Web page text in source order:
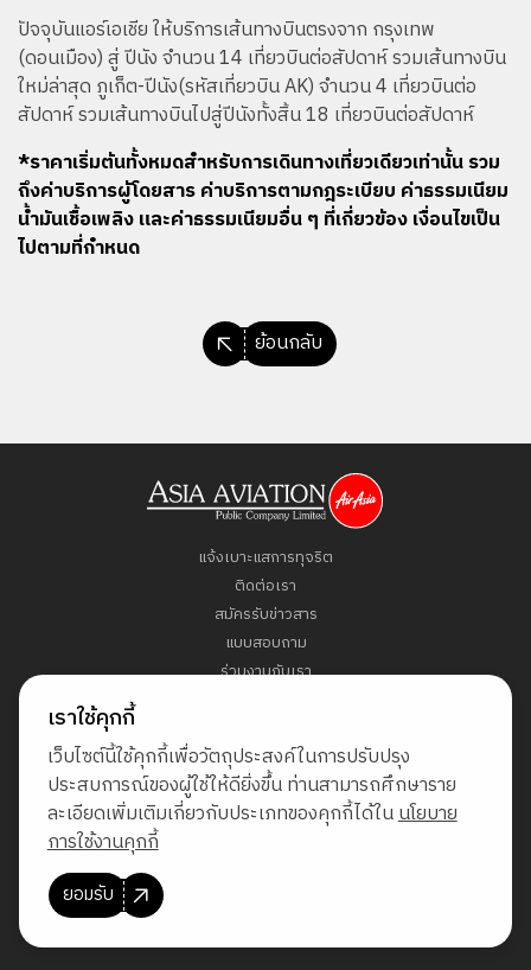
เราใช้คุกกี้
เว็บไซต์นี้ใช้คุกกี้เพื่อวัตถุประสงค์ในการปรับปรุง
ประสบการณ์ของผู้ใช้ให้ดียิ่งขึ้น ท่านสามารถศึกษาราย
ละเอียดเพิ่มเติมเกี่ยวกับประเภทของคุกกี้ได้ในนโยบาย
การใช้งานคุกกี้
ยอมรับ
ปัจจุบันแอร์เอเชีย ให้บริการเส้นทางบินตรงจาก กรุงเทพ
(ดอนเมือง) สู่ ปีนัง จำนวน 14 เที่ยวบินต่อสัปดาห์ รวมเส้นทางบิน
ใหม่ล่าสุด ภูเก็ต-ปีนัง(รหัสเที่ยวบิน AK) จำนวน 4 เที่ยวบินต่อ
สัปดาห์ รวมเส้นทางบินไปสู่ปีนังทั้งสิ้น 18 เที่ยวบินต่อสัปดาห์
*ราคาเริ่มต้นทั้งหมดสำหรับการเดินทางเที่ยวเดียวเท่านั้น รวม
ถึงค่าบริการผู้โดยสาร ค่าบริการตามกฎระเบียบ ค่าธรรมเนียม
น้ำมันเชื้อเพลิง และค่าธรรมเนียมอื่น ๆ ที่เกี่ยวข้อง เงื่อนไขเป็น
ไปตามที่กำหนด
ย้อนกลับ
แจ้งเบาะแสการทุจริต
ติดต่อเรา
สมัครรับข่าวสาร
แบบสอบถาม
ร่วมงานกับเรา
แผนผังเว็บไซต์
Direct Access to Fly AirAsia